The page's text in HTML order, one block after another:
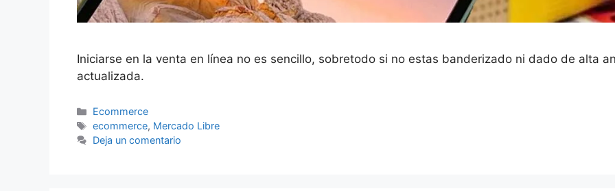
Iniciarse en la venta en línea no es sencillo, sobretodo si no estas banderizado ni dado de alta
actualizada.
Categorías
Ecommerce
Etiquetas
ecommerce, Mercado Libre
Deja un comentario